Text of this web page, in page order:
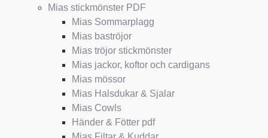
Mias stickmönster PDF
Mias Sommarplagg
Mias baströjor
Mias tröjor stickmönster
Mias jackor, koftor och cardigans
Mias mössor
Mias Halsdukar & Sjalar
Mias Cowls
Händer & Fötter pdf